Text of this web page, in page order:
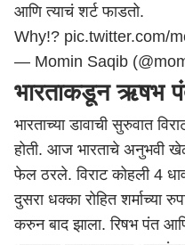
आणि त्याचं शर्ट फाडतो.
Why!? pic.twitter.com/
— Momin Saqib
भारताकडून ऋषभ
भारताच्या डावाची सुरुवात
होती. आज भारताचे अनुभवी
फेल ठरले. विराट कोहली 4
दुसरा धक्का रोहित शर्माच्या
करुन बाद झाला. रिषभ पंत